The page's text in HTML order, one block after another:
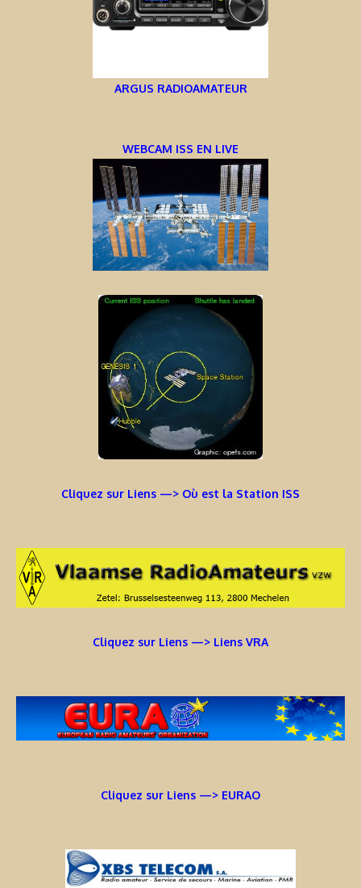
ARGUS RADIOAMATEUR
WEBCAM ISS EN LIVE
Cliquez sur Liens —> Où est la Station ISS
Cliquez sur Liens —> Liens VRA
Cliquez sur Liens —> EURAO